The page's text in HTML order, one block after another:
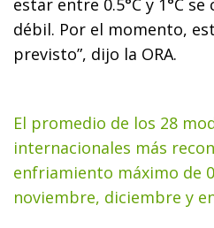
estar entre 0.5°C y 1°C
débil. Por el momento,
previsto”, dijo la ORA.
El promedio de los 28
internacionales más
enfriamiento máximo de
noviembre, diciembre y